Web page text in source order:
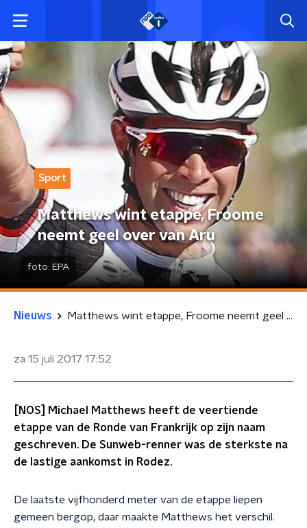
Sport
Matthews wint etappe, Froome
neemt geel over van Aru
foto: EPA
Nieuws Matthews wint etappe, Froome neemt geel over van Aru
za 15 juli 2017 17:52
[NOS] Michael Matthews heeft de veertiende
etappe van de Ronde van Frankrijk op zijn naam
geschreven. De Sunweb-renner was de sterkste na
de lastige aankomst in Rodez.
De laatste vijfhonderd meter van de etappe liepen
gemeen bergop, daar maakte Matthews het verschil.